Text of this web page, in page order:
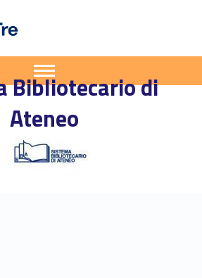
Bibliotecario di
Ateneo
Apri il menu secondario